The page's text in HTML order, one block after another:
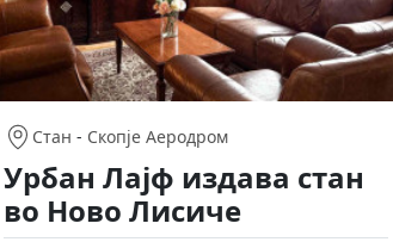
Стан - Скопје Аеродром
Урбан Лајф издава стан
во Ново Лисиче